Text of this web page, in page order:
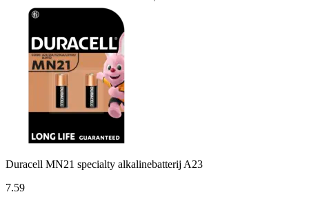
Duracell MN21 specialty alkalinebatterij A23
7.59